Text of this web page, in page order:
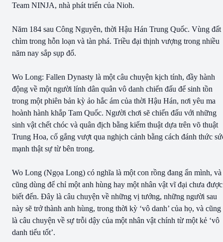
Team NINJA, nhà phát triển của Nioh.
Năm 184 sau Công Nguyên, thời Hậu Hán Trung Quốc. Vùng đất
chìm trong hỗn loạn và tàn phá. Triều đại thịnh vượng trong nhiều
năm nay sắp sụp đổ.
Wo Long: Fallen Dynasty là một câu chuyện kịch tính, đầy hành
động về một người lính dân quân vô danh chiến đấu để sinh tồn
trong một phiên bản kỳ ảo hắc ám của thời Hậu Hán, nơi yêu ma
hoành hành khắp Tam Quốc. Người chơi sẽ chiến đấu với những
sinh vật chết chóc và quân địch bằng kiếm thuật dựa trên võ thuật
Trung Hoa, cố gắng vượt qua nghịch cảnh bằng cách đánh thức
mạnh thật sự từ bên trong.
Wo Long (Ngọa Long) có nghĩa là một con rồng đang ẩn mình, và
cũng dùng để chỉ một anh hùng hay một nhân vật vĩ đại chưa được
biết đến. Đây là câu chuyện về những vị tướng, những người sau
này sẽ trở thành anh hùng, trong thời kỳ ‘vô danh’ của họ, và cũng
là câu chuyện về sự trỗi dậy của một nhân vật chính từ một kẻ ‘vô
danh tiểu tốt’.